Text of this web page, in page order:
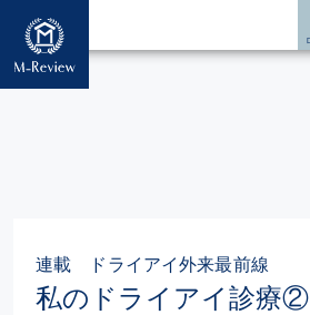
連載 ドライアイ外来最前線
私のドライアイ診療②